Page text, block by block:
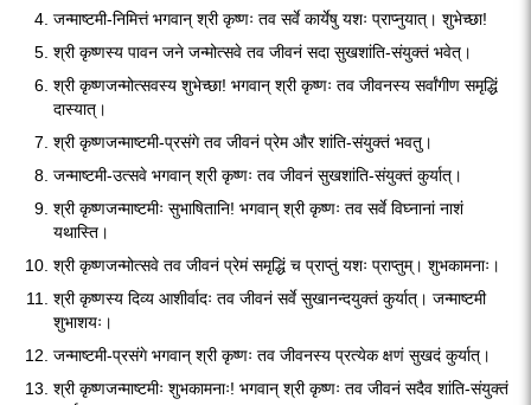
जन्माष्टमी-निमित्तं भगवान् श्री कृष्णः तव सर्वे कार्येषु यशः प्राप्नुयात्। शुभेच्छा!
श्री कृष्णस्य पावन जने जन्मोत्सवे तव जीवनं सदा सुखशांति-संयुक्तं भवेत्।
श्री कृष्णजन्मोत्सवस्य शुभेच्छा! भगवान् श्री कृष्णः तव जीवनस्य सर्वांगीण समृद्धिं
दास्यात्।
श्री कृष्णजन्माष्टमी-प्रसंगे तव जीवनं प्रेम और शांति-संयुक्तं भवतु।
जन्माष्टमी-उत्सवे भगवान् श्री कृष्णः तव जीवनं सुखशांति-संयुक्तं कुर्यात्।
श्री कृष्णजन्माष्टमीः सुभाषितानि! भगवान् श्री कृष्णः तव सर्वे विघ्नानां नाशं
यथास्ति।
श्री कृष्णजन्मोत्सवे तव जीवनं प्रेमं समृद्धिं च प्राप्तुं यशः प्राप्तुम्। शुभकामनाः।
श्री कृष्णस्य दिव्य आशीर्वादः तव जीवनं सर्वे सुखानन्दयुक्तं कुर्यात्। जन्माष्टमी
शुभाशयः।
जन्माष्टमी-प्रसंगे भगवान् श्री कृष्णः तव जीवनस्य प्रत्येक क्षणं सुखदं कुर्यात्।
श्री कृष्णजन्माष्टमीः शुभकामनाः! भगवान् श्री कृष्णः तव जीवनं सदैव शांति-संयुक्तं